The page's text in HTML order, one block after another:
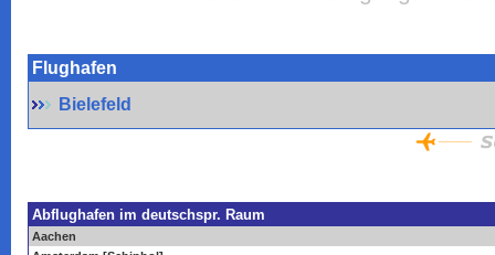
Flughafen
Bielefeld
Abflughafen im deutschspr. Raum
Aachen